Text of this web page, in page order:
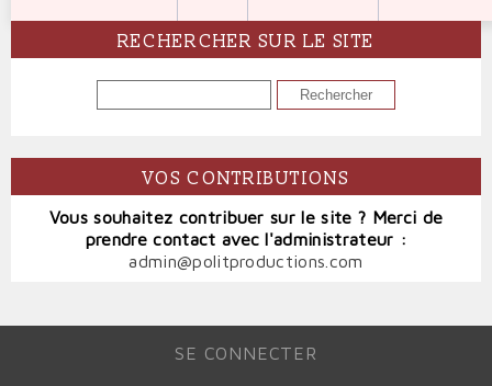
RECHERCHER SUR LE SITE
VOS CONTRIBUTIONS
Vous souhaitez contribuer sur le site ? Merci de
prendre contact avec l'administrateur :
admin@politproductions.com
SE CONNECTER